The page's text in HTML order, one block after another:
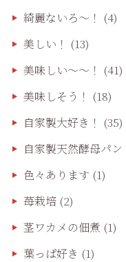
綺麗ないろ～！ (4)
美しい！ (13)
美味しい〜〜！ (41)
美味しそう！ (18)
自家製大好き！ (35)
自家製天然酵母パン
色々あります (1)
苺栽培(2)
茎ワカメの佃煮 (1)
葉っぱ好き (1)